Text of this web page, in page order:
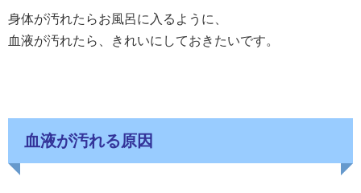
身体が汚れたらお風呂に入るように、
血液が汚れたら、きれいにしておきたいです。
血液が汚れる原因